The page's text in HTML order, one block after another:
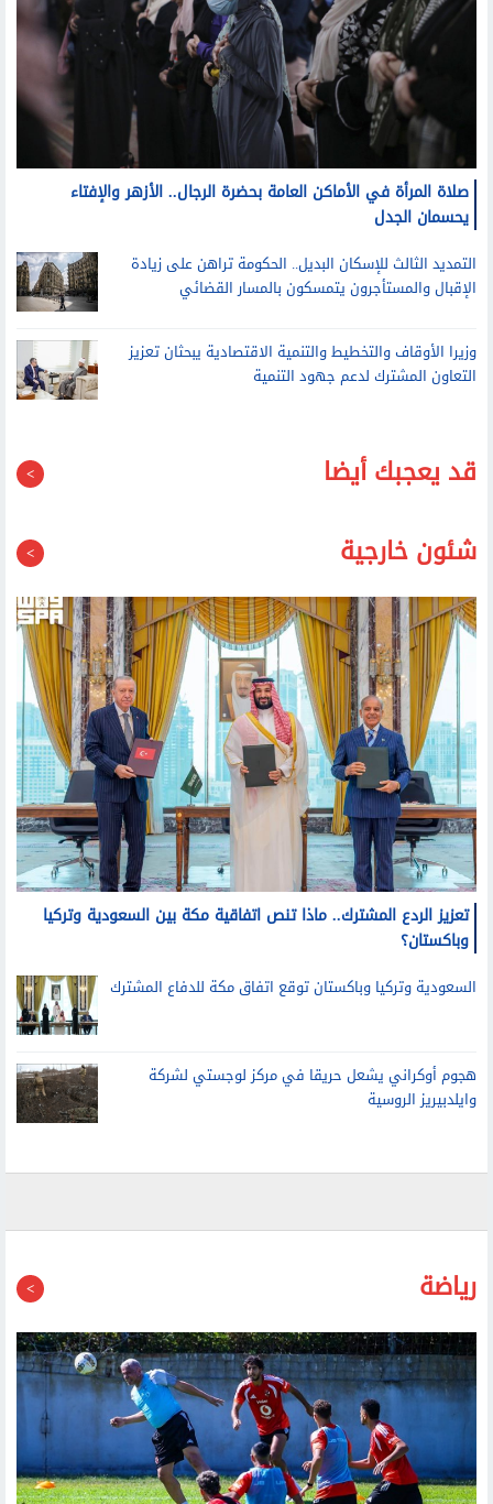
صلاة المرأة في الأماكن العامة بحضرة الرجال.. الأزهر والإفتاء
يحسمان الجدل
التمديد الثالث للإسكان البديل.. الحكومة تراهن على زيادة
الإقبال والمستأجرون يتمسكون بالمسار القضائي
وزيرا الأوقاف والتخطيط والتنمية الاقتصادية يبحثان تعزيز
التعاون المشترك لدعم جهود التنمية
قد يعجبك أيضا
شئون خارجية
تعزيز الردع المشترك.. ماذا تنص اتفاقية مكة بين السعودية وتركيا
وباكستان؟
السعودية وتركيا وباكستان توقع اتفاق مكة للدفاع المشترك
هجوم أوكراني يشعل حريقا في مركز لوجستي لشركة
وايلدبيريز الروسية
رياضة